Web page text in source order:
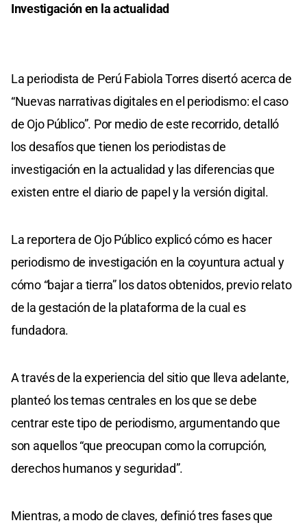
Investigación en la actualidad
La periodista de Perú Fabiola Torres disertó acerca de
“Nuevas narrativas digitales en el periodismo: el caso
de Ojo Público”. Por medio de este recorrido, detalló
los desafíos que tienen los periodistas de
investigación en la actualidad y las diferencias que
existen entre el diario de papel y la versión digital.
La reportera de Ojo Público explicó cómo es hacer
periodismo de investigación en la coyuntura actual y
cómo “bajar a tierra” los datos obtenidos, previo relato
de la gestación de la plataforma de la cual es
fundadora.
A través de la experiencia del sitio que lleva adelante,
planteó los temas centrales en los que se debe
centrar este tipo de periodismo, argumentando que
son aquellos “que preocupan como la corrupción,
derechos humanos y seguridad”.
Mientras, a modo de claves, definió tres fases que